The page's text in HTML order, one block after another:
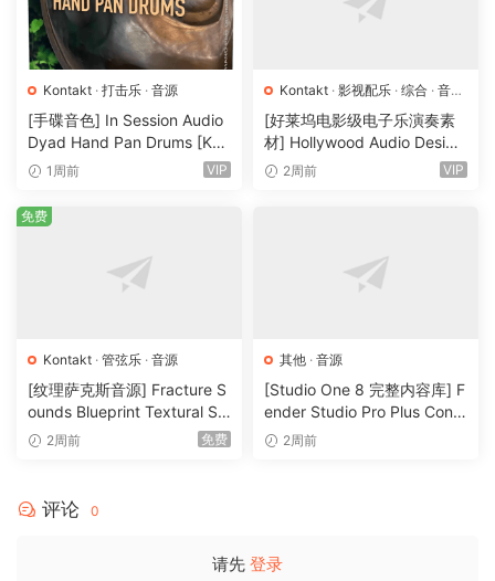
Kontakt · 打击乐 · 音源
[手碟音色] In Session Audio
Dyad Hand Pan Drums [KO
NTAKT]（4.33GB）
1周前 VIP
Kontakt · 影视配乐 · 综合 · 音效
特殊· 音源
[好莱坞电影级电子乐演奏素
材] Hollywood Audio Design
FUTURE WORLDS [KONTAK
2周前 VIP
Kontakt · 管弦乐 · 音源
[纹理萨克斯音源] Fracture S
ounds Blueprint Textural Sa
x (Woodwind Experiments)
2周前 免费
免费
其他 · 音源
[Studio One 8 完整内容库] F
ender Studio Pro Plus Conte
nt 2026-R2R（166GB）
2周前
评论 0
请先 登录